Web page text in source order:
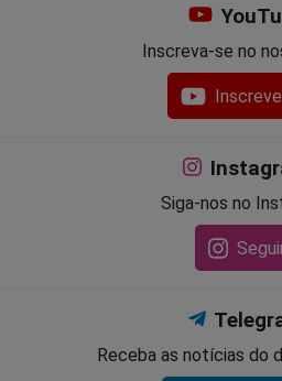
Inscreva-se no
Siga-nos no
Receba as notícias do